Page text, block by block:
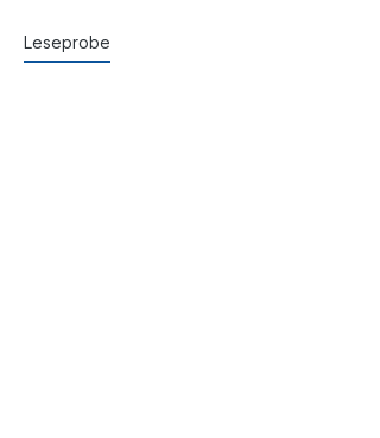
Leseprobe